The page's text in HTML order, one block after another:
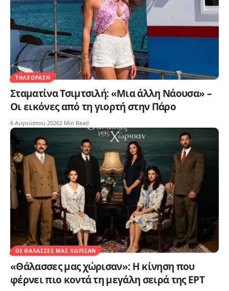
ΤΗΛΕΌΡΑΣΗ
Σταματίνα Τσιμτσιλή: «Μια άλλη Νάουσα» –
Οι εικόνες από τη γιορτή στην Πάρο
6 Αυγούστου 20262 Min Read
ΟΙ ΘΆΛΑΣΣΕΣ ΜΑΣ ΧΏΡΙΣΑΝ
«Θάλασσες μας χώρισαν»: Η κίνηση που
φέρνει πιο κοντά τη μεγάλη σειρά της ΕΡΤ